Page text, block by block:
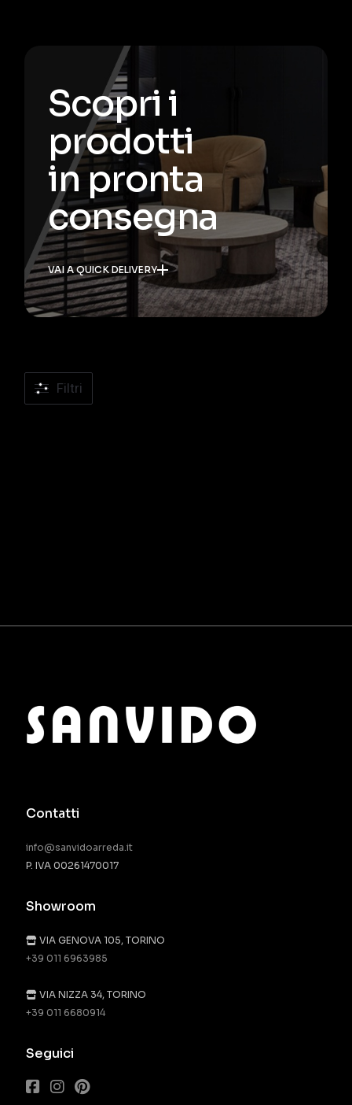
Scopri i
prodotti
in pronta
consegna
VAI A QUICK DELIVERY
Filtri
Contatti
info@sanvidoarreda.it
P. IVA 00261470017
Showroom
VIA GENOVA 105, TORINO
+39 011 6963985
VIA NIZZA 34, TORINO
+39 011 6680914
Seguici